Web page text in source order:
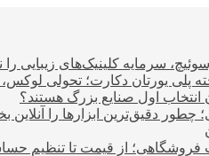
سرمایه کلینیک‌های زیبایی را
پلی یورتان دکارت؛ تحولی
دقیق‌ترین ابزارها را آنلاین
فروشگاهی؛ از قیمت تا تنظیم